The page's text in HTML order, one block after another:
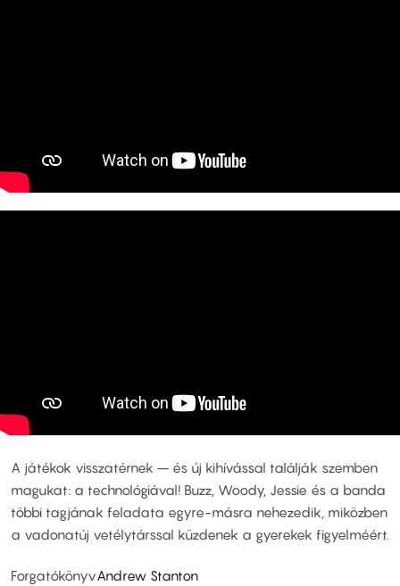
A játékok visszatérnek – és új kihívással találják szemben
magukat: a technológiával! Buzz, Woody, Jessie és a banda
többi tagjának feladata egyre-másra nehezedik, miközben
a vadonatúj vetélytárssal küzdenek a gyerekek figyelméért.
ForgatókönyvAndrew Stanton